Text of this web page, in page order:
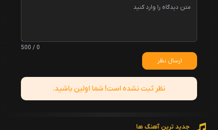
0 / 500
ارسال نظر
نظر ثبت نشده است! شما اولین باشید.
جدید ترین آهنگ ها